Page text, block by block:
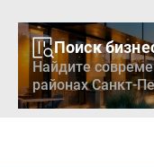
Поиск
Найдите
районах Санкт-